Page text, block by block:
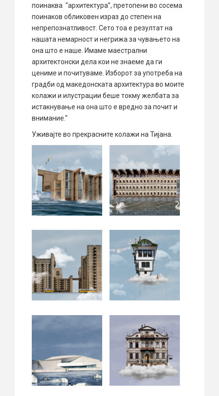
поинаква “архитектура”, претопени во сосема
поинаков обликовен израз до степен на
непрепознатливост. Сето тоа е резултат на
нашата немарност и негрижа за чувањето на
она што е наше. Имаме маестрални
архитектонски дела кои не знаеме да ги
цениме и почитуваме. Изборот за употреба на
градби од македонската архитектура во моите
колажи и илустрации беше токму желбата за
истакнување на она што е вредно за почит и
внимание.“
Уживајте во прекрасните колажи на Тијана.